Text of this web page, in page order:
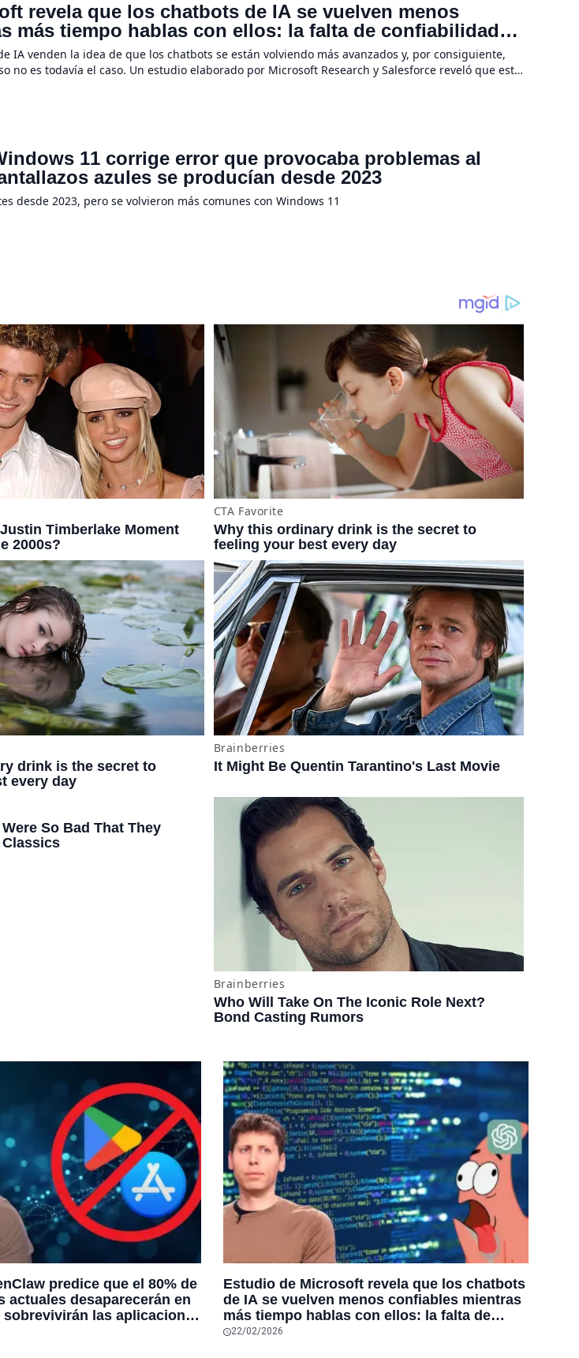
revela que los chatbots de IA se vuelven menos
más tiempo hablas con ellos: la falta de confiabilidad
IA venden la idea de que los chatbots se están volviendo más avanzados y, por consiguiente,
no es todavía el caso. Un estudio elaborado por Microsoft Research y Salesforce reveló que estas
“perder en la conversación” cuando sus tareas se […]
11 corrige error que provocaba problemas al
azules se producían desde 2023
desde 2023, pero se volvieron más comunes con Windows 11
predice que el 80% de
actuales desaparecerán en
las aplicaciones
o conexiones
Estudio de Microsoft revela que los chatbots
de IA se vuelven menos confiables mientras
más tiempo hablas con ellos: la falta de
confiabilidad sube un 112%
22/02/2026